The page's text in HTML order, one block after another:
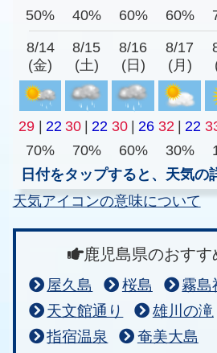
50%
40% 60% 60%
8/14
(金)
8/15
(土)
8/16
(日)
8/17
(月)
29 | 22 30 | 22 30 | 26 32 | 22
70%
70% 60% 30%
日付をタップすると、天気の
天気アイコンの意味について
鹿児島県のおすす
屋久島 桜島
霧島
天文館通り
雄川の滝
指宿温泉
奄美大島